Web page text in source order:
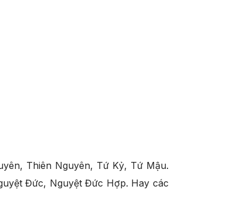
Thiên Nguyên, Tứ Kỷ, Tứ Mậu.
Đức, Nguyệt Đức Hợp. Hay các